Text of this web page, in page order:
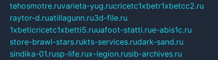
tehosmotre.ruvarieta-yug.rucricetc1xbetr1xbetcc2.ru
raytor-d.ruatillagunn.ru3d-file.ru
1xbeticricetc1xbetti5.ruuafoot-statti.rue-abis1c.ru
store-brawl-stars.rukts-services.rudark-sand.ru
sindika-01.rusp-life.rux-legion.rusib-archives.ru